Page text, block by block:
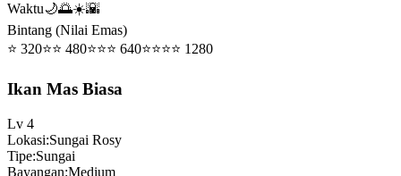
Waktu🌙🌅☀️🌇
Bintang (Nilai Emas)
⭐ 320⭐⭐ 480⭐⭐⭐ 640⭐⭐⭐⭐ 1280
Ikan Mas Biasa
Lv 4
Lokasi:Sungai Rosy
Tipe:Sungai
Bayangan:Medium